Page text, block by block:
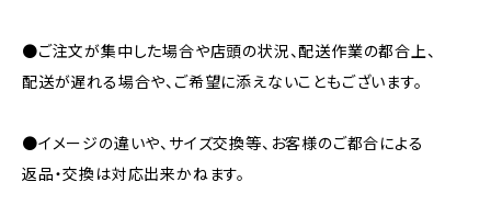
●ご注文が集中した場合や店頭の状況、配送作業の都合上、
配送が遅れる場合や、ご希望に添えないこともございます。
●イメージの違いや、サイズ交換等、お客様のご都合による
返品・交換は対応出来かねます。